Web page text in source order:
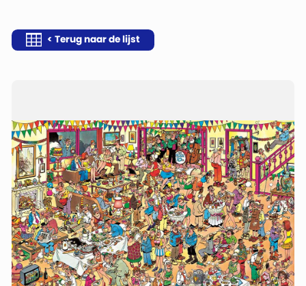
< Terug naar de lijst